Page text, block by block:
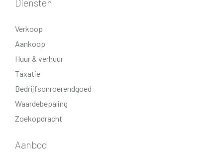
douchecabine, wastafel en toilet. Drie ruime slaapkamers.
Tweede verdieping: vliering met cv-ketel.
Extra informatie:
- cv ketel uit 2006;
- kunststof kozijnen;
- warmtepomp (2024);
Verkoop
Aankoop
Huur & verhuur
Taxatie
Bedrijfsonroerendgoed
Waardebepaling
Zoekopdracht
Aanbod